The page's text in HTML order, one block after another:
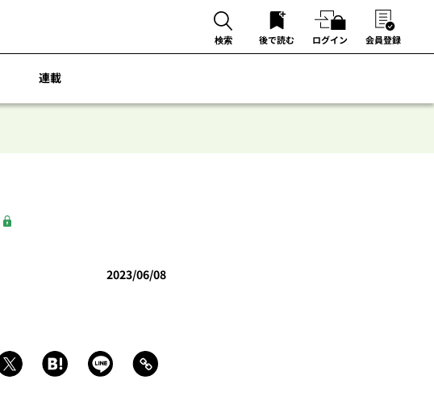
検索 後で読む ログイン 会員登録
連載
2023/06/08